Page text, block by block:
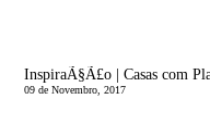
09 de Novembro, 2017